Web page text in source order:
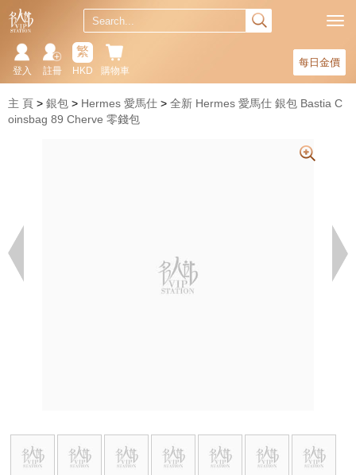
每日金價
購物車
繁
HKD
註冊
登入
主 頁 銀包 Hermes 愛馬仕
全新 Hermes 愛馬仕 銀包 Bastia C
oinsbag 89 Cherve 零錢包